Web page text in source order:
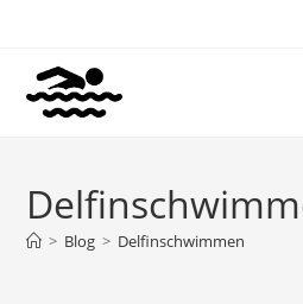
springen
> Blog > Delfinschwimmen